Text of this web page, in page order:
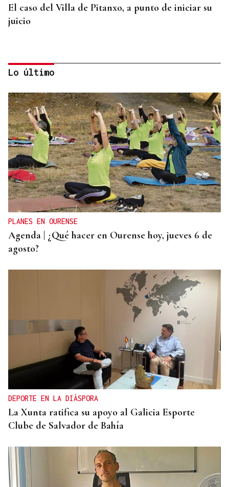
El caso del Villa de Pitanxo, a punto de iniciar su
juicio
ACCIDENTE DE TRÁFICO
Mueren dos personas tras chocar su furgoneta
contra una camión de conservación en la A-6 en
Lugo
Lo último
PLANES EN OURENSE
Agenda | ¿Qué hacer en Ourense hoy, jueves 6 de
agosto?
DEPORTE EN LA DIÁSPORA
La Xunta ratifica su apoyo al Galicia Esporte
Clube de Salvador de Bahía